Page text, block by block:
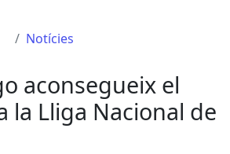
Notícies
aconsegueix el
la Lliga Nacional de